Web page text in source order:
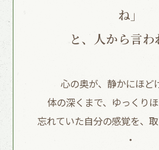
ね」
と、人から言わ
心の奥が、静かにほど
体の深くまで、ゆっくりほ
忘れていた自分の感覚を、取
・